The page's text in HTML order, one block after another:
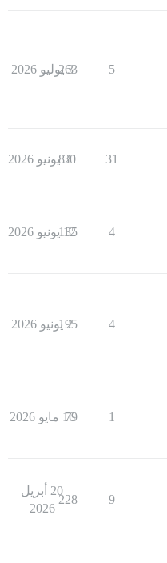
5
263
3 يوليو 2026
31
821
30 يونيو 2026
4
135
12 يونيو 2026
4
195
2 يونيو 2026
1
79
16 مايو 2026
9
228
20 أبريل
2026